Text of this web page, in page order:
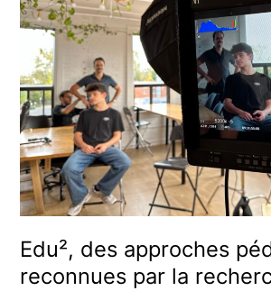
Edu², des approches
reconnues par la
pédagogiques
reconnues
par
la
recherche